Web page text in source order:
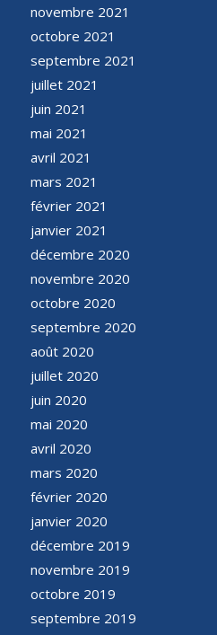
novembre 2021
octobre 2021
septembre 2021
juillet 2021
juin 2021
mai 2021
avril 2021
mars 2021
février 2021
janvier 2021
décembre 2020
novembre 2020
octobre 2020
septembre 2020
août 2020
juillet 2020
juin 2020
mai 2020
avril 2020
mars 2020
février 2020
janvier 2020
décembre 2019
novembre 2019
octobre 2019
septembre 2019